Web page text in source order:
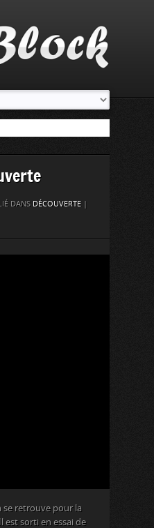
DANS DÉCOUVERTE |
se retrouve pour la
est sorti en essai de